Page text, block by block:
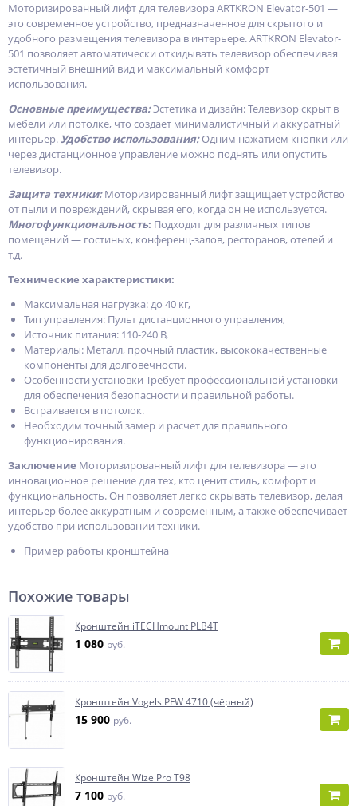
Моторизированный лифт для телевизора ARTKRON Elevator-501 —
это современное устройство, предназначенное для скрытого и
удобного размещения телевизора в интерьере. ARTKRON Elevator-
501 позволяет автоматически откидывать телевизор обеспечивая
эстетичный внешний вид и максимальный комфорт
использования.
Основные преимущества:Эстетика и дизайн: Телевизор скрыт в
мебели или потолке, что создает минималистичный и аккуратный
интерьер.Удобство использования:Одним нажатием кнопки или
через дистанционное управление можно поднять или опустить
телевизор.
Защита техники:Моторизированный лифт защищает устройство
от пыли и повреждений, скрывая его, когда он не используется.
Многофункциональность: Подходит для различных типов
помещений — гостиных, конференц-залов, ресторанов, отелей и
т.д.
Технические характеристики:
Максимальная нагрузка: до 40 кг,
Тип управления: Пульт дистанционного управления,
Источник питания: 110-240 В,
Материалы: Металл, прочный пластик, высококачественные
компоненты для долговечности.
Особенности установки Требует профессиональной установки
для обеспечения безопасности и правильной работы.
Встраивается в потолок.
Необходим точный замер и расчет для правильного
функционирования.
Заключение Моторизированный лифт для телевизора — это
инновационное решение для тех, кто ценит стиль, комфорт и
функциональность. Он позволяет легко скрывать телевизор, делая
интерьер более аккуратным и современным, а также обеспечивает
удобство при использовании техники.
Пример работы кронштейна
Похожие товары
Кронштейн iTECHmount PLB4T
1 080 руб.
Кронштейн Vogels PFW 4710 (чёрный)
15 900 руб.
Кронштейн Wize Pro T98
7 100 руб.